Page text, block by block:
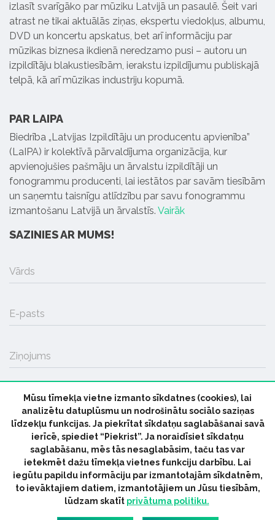
izlasīt svarīgāko par mūziku Latvijā un pasaulē. Šeit vari
atrast ne tikai aktuālās ziņas, ekspertu viedokļus, albumu,
DVD un koncertu apskatus, bet arī informāciju par
mūzikas biznesa ikdienā neredzamo pusi – autoru un
izpildītāju blakustiesībām, ierakstu izpildījumu publiskajā
telpā, kā arī mūzikas industriju kopumā.
PAR LAIPA
Biedrība „Latvijas Izpildītāju un producentu apvienība”
(LaIPA) ir kolektīvā pārvaldījuma organizācija, kur
apvienojušies pašmāju un ārvalstu izpildītāji un
fonogrammu producenti, lai iestātos par savām tiesībām
un saņemtu taisnīgu atlīdzību par savu fonogrammu
izmantošanu Latvijā un ārvalstīs. Vairāk
SAZINIES AR MUMS!
Vārds
E-pasts
Ziņojums
SŪTĪT
© 2026 parmuziku.lv, visas tiesības paturētas
ParMuziku.lv Mūzikas Ziņas
Industrijas Ziņas
Mūsu tīmekļa vietne izmanto sīkdatnes (cookies), lai
analizētu datuplūsmu un nodrošinātu sociālo saziņas
līdzekļu funkcijas. Ja piekrītat sīkdatņu saglabāšanai savā
ierīcē, spiediet “Piekrist”. Ja noraidīsiet sīkdatņu
saglabāšanu, mēs tās nesaglabāsim, taču tas var
ietekmēt dažu tīmekļa vietnes funkciju darbību. Lai
iegūtu papildu informāciju par izmantotajām sīkdatnēm,
to ievāktajiem datiem, izmantotājiem un Jūsu tiesībām,
lūdzam skatīt privātuma politiku.